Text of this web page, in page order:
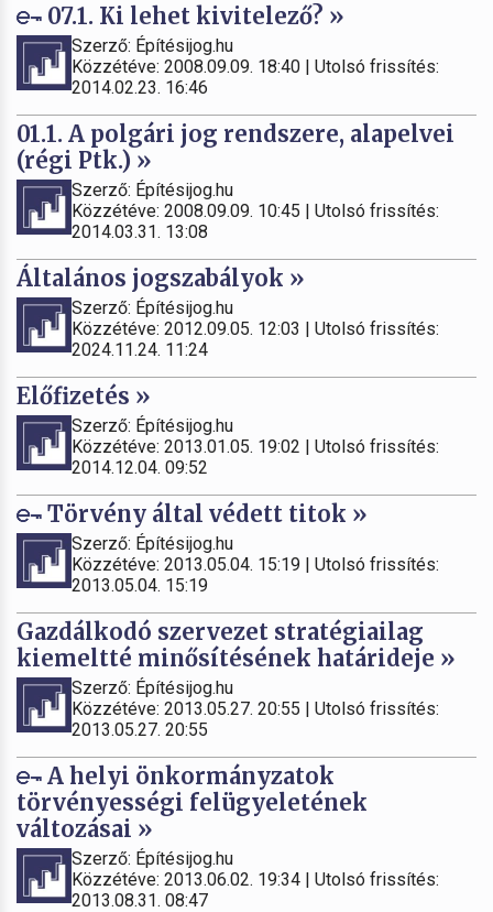
07.1. Ki lehet kivitelező? »
Szerző: Építésijog.hu
Közzétéve: 2008.09.09. 18:40 | Utolsó frissítés:
2014.02.23. 16:46
01.1. A polgári jog rendszere, alapelvei
(régi Ptk.) »
Szerző: Építésijog.hu
Közzétéve: 2008.09.09. 10:45 | Utolsó frissítés:
2014.03.31. 13:08
Általános jogszabályok »
Szerző: Építésijog.hu
Közzétéve: 2012.09.05. 12:03 | Utolsó frissítés:
2024.11.24. 11:24
Előfizetés »
Szerző: Építésijog.hu
Közzétéve: 2013.01.05. 19:02 | Utolsó frissítés:
2014.12.04. 09:52
Törvény által védett titok »
Szerző: Építésijog.hu
Közzétéve: 2013.05.04. 15:19 | Utolsó frissítés:
2013.05.04. 15:19
Gazdálkodó szervezet stratégiailag
kiemeltté minősítésének határideje »
Szerző: Építésijog.hu
Közzétéve: 2013.05.27. 20:55 | Utolsó frissítés:
2013.05.27. 20:55
A helyi önkormányzatok
törvényességi felügyeletének
változásai »
Szerző: Építésijog.hu
Közzétéve: 2013.06.02. 19:34 | Utolsó frissítés:
2013.08.31. 08:47